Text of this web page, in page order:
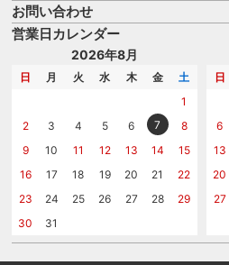
よくある質問
はじめての記念品選び
記念品工房の使い方
名入れについて
のし
メッセージカード
お問い合わせ
商品選びを相談する
名入れについて相談する
カタログを請求する
営業日カレンダー
2026年8月
日 月 火 水 木 金
土
1
2
3 4 5 6 7
8
9
10 11 12 13 14
15
16
17 18 19 20 21
22
23
24 25 26 27 28
29
30
31
日
6
13
20
27